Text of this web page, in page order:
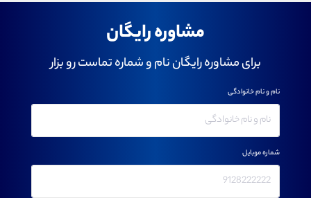
مشاوره رایگان
برای مشاوره رایگان نام و شماره تماست رو بزار
نام و نام خانوادگی
شماره موبایل